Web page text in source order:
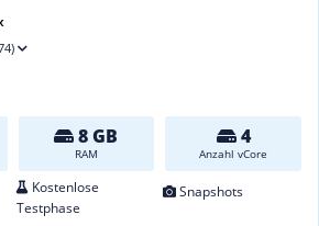
8 GB
RAM
4
Anzahl vCore
Kostenlose
Testphase
Snapshots